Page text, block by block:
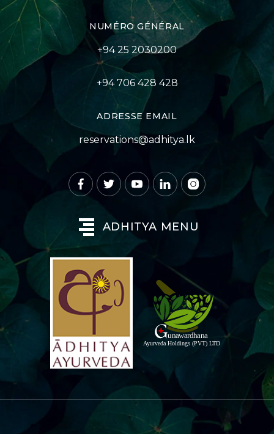
NUMÉRO GÉNÉRAL
+94 25 2030200
+94 706 428 428
ADRESSE EMAIL
reservations@adhitya.lk
ADHITYA MENU